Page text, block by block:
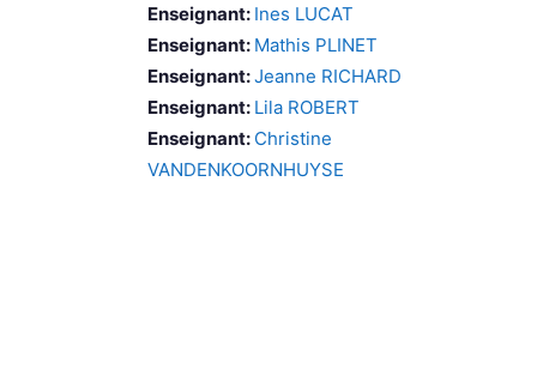
Enseignant: Ines LUCAT
Enseignant: Mathis PLINET
Enseignant:Jeanne RICHARD
Enseignant: Lila ROBERT
Enseignant: Christine
VANDENKOORNHUYSE